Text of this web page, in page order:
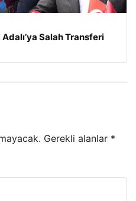
Salah Transferi
Gerekli alanlar *